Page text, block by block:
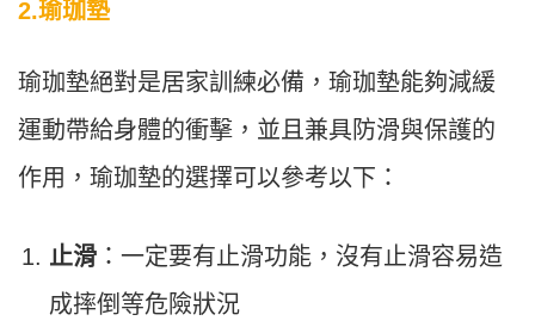
2.瑜珈墊
瑜珈墊絕對是居家訓練必備，瑜珈墊能夠減緩
運動帶給身體的衝擊，並且兼具防滑與保護的
作用，瑜珈墊的選擇可以參考以下：
止滑 ：一定要有止滑功能，沒有止滑容易造
成摔倒等危險狀況